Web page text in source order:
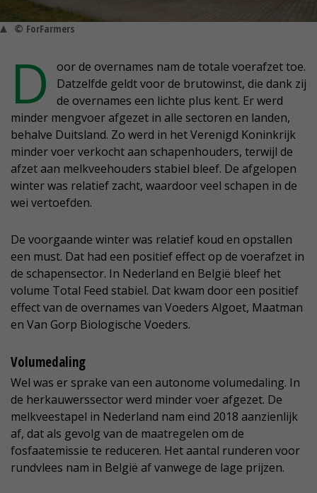
© ForFarmers
D
oor de overnames nam de totale voerafzet toe.
Datzelfde geldt voor de brutowinst, die dank zij
de overnames een lichte plus kent. Er werd
minder mengvoer afgezet in alle sectoren en landen,
behalve Duitsland. Zo werd in het Verenigd Koninkrijk
minder voer verkocht aan schapenhouders, terwijl de
afzet aan melkveehouders stabiel bleef. De afgelopen
winter was relatief zacht, waardoor veel schapen in de
wei vertoefden.
De voorgaande winter was relatief koud en opstallen
een must. Dat had een positief effect op de voerafzet in
de schapensector. In Nederland en België bleef het
volume Total Feed stabiel. Dat kwam door een positief
effect van de overnames van Voeders Algoet, Maatman
en Van Gorp Biologische Voeders.
Volumedaling
Wel was er sprake van een autonome volumedaling. In
de herkauwerssector werd minder voer afgezet. De
melkveestapel in Nederland nam eind 2018 aanzienlijk
af, dat als gevolg van de maatregelen om de
fosfaatemissie te reduceren. Het aantal runderen voor
rundvlees nam in België af vanwege de lage prijzen.